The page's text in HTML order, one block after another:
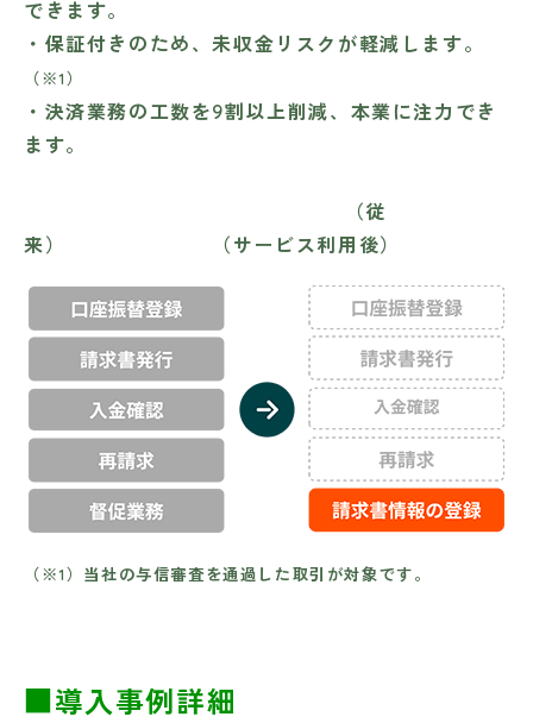
できます。
・保証付きのため、未収金リスクが軽減します。
（※1）
・決済業務の工数を9割以上削減、本業に注力でき
ます。
（従
来） （サービス利用後）
（※1）当社の与信審査を通過した取引が対象です。
■導入事例詳細